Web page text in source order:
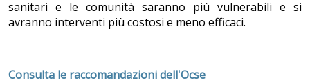
sanitari e le comunità saranno più vulnerabili e si
avranno interventi più costosi e meno efficaci.
Consulta le raccomandazioni dell'Ocse